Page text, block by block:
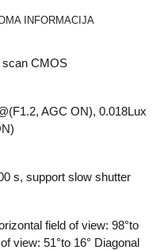
INFORMACIJA
scan CMOS
AGC ON), 0.018Lux
s, support slow shutter
field of view: 98°to
view: 51°to 16° Diagonal